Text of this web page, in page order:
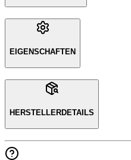
EIGENSCHAFTEN
HERSTELLERDETAILS